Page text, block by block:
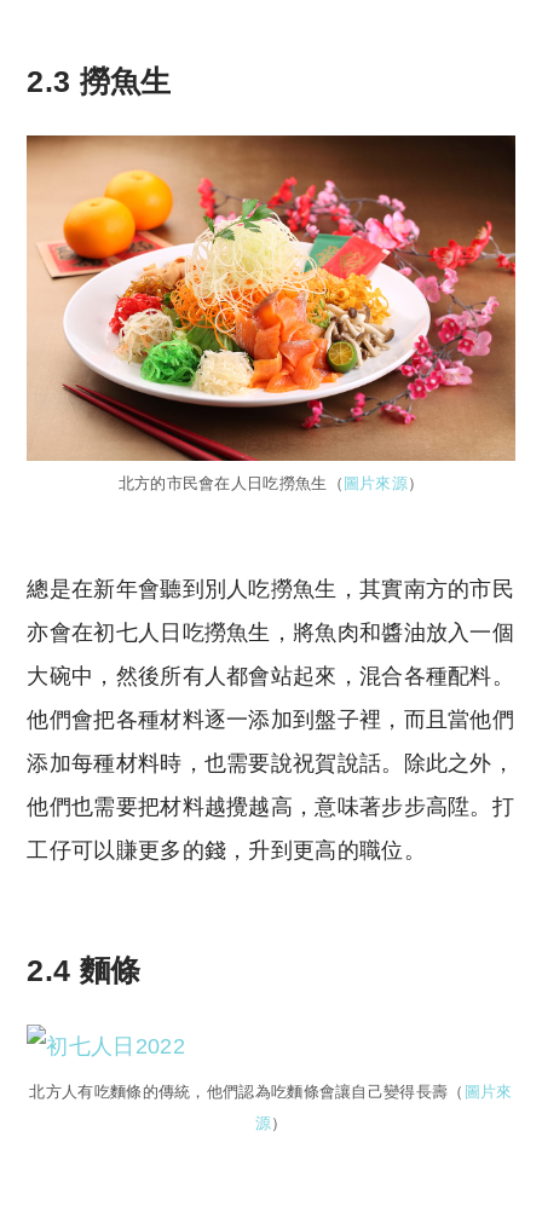
2.3 撈魚生
北方的市民會在人日吃撈魚生（ 圖片來源）
總是在新年會聽到別人吃撈魚生，其實南方的市民
亦會在初七人日吃撈魚生，將魚肉和醬油放入一個
大碗中，然後所有人都會站起來，混合各種配料。
他們會把各種材料逐一添加到盤子裡，而且當他們
添加每種材料時，也需要說祝賀說話。除此之外，
他們也需要把材料越攪越高，意味著步步高陞。打
工仔可以賺更多的錢，升到更高的職位。
2.4 麵條
北方人有吃麵條的傳統，他們認為吃麵條會讓自己變得長壽（ 圖片來
源）